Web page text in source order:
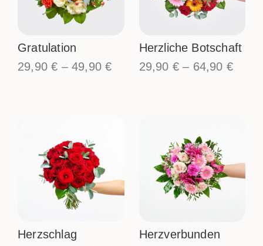
Gratulation
29,90€ –49,90€
Herzliche Botschaft
29,90 €– 64,90 €
Herzschlag
Herzverbunden